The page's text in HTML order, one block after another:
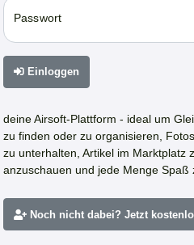
Passwort
Einloggen
deine Airsoft-Plattform - ideal um
zu finden oder zu organisieren,
zu unterhalten, Artikel im Marktplatz
anzuschauen und jede Menge Spaß
Noch nicht dabei? Jetzt